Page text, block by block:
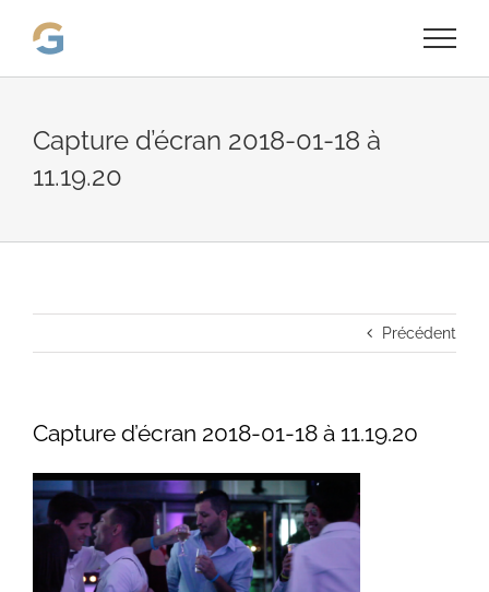
Capture d’écran 2018-01-18 à
11.19.20
Précédent
Capture d’écran 2018-01-18 à 11.19.20